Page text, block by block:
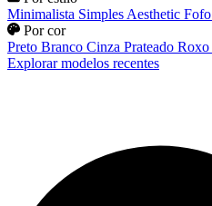
Minimalista Simples Aesthetic Fofo
Por cor
Preto Branco Cinza Prateado Roxo
Explorar modelos recentes